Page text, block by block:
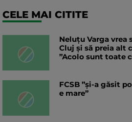
CELE MAI CITITE
Neluțu Varga vrea
Cluj și să preia alt
”Acolo sunt toate
FCSB ”și-a găsit
e mare”